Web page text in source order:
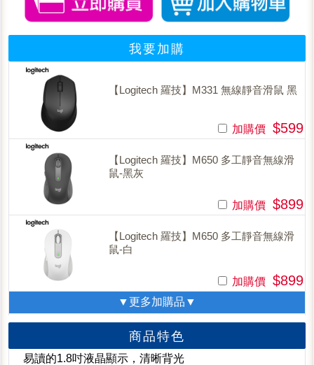
我要加購
【Logitech 羅技】M331 無線靜音滑鼠 黑
加購價 $599
【Logitech 羅技】M650 多工靜音無線滑
鼠-黑灰
加購價 $899
【Logitech 羅技】M650 多工靜音無線滑
鼠-白
加購價 $899
▼更多加購品▼
商品特色
易讀的1.8吋液晶顯示，清晰背光